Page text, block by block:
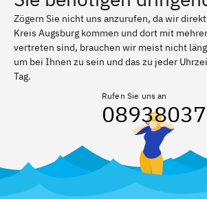
Zögern Sie nicht uns anzurufen, da wir
Kreis Augsburg kommen und dort mit
vertreten sind, brauchen wir meist nicht
um bei Ihnen zu sein und das zu jeder
Tag.
Rufen Sie uns an